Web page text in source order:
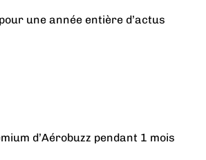
une année entière d’actus
d’Aérobuzz pendant 1 mois